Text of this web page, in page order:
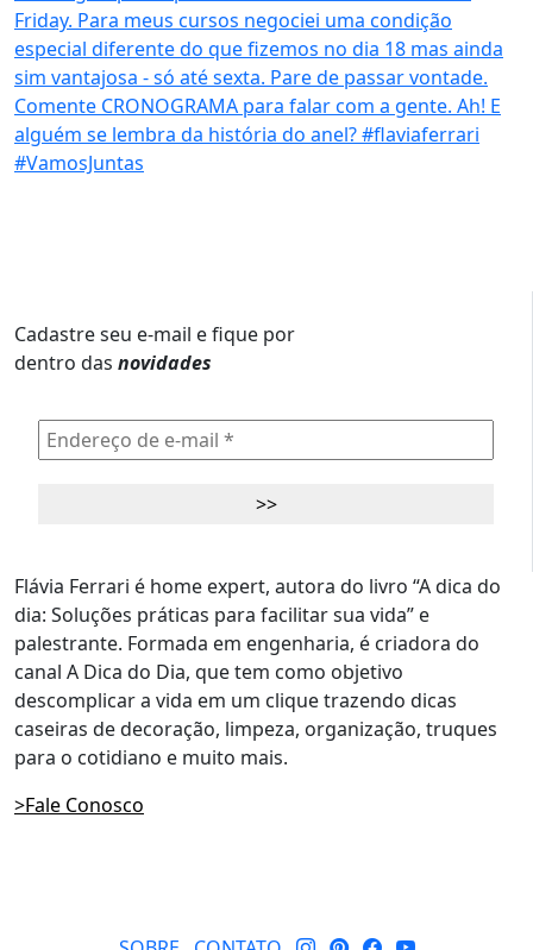
Cadastre seu e-mail e fique por
dentro das novidades
Flávia Ferrari é home expert, autora do livro “A dica do
dia: Soluções práticas para facilitar sua vida” e
palestrante. Formada em engenharia, é criadora do
canal A Dica do Dia, que tem como objetivo
descomplicar a vida em um clique trazendo dicas
caseiras de decoração, limpeza, organização, truques
para o cotidiano e muito mais.
>Fale Conosco